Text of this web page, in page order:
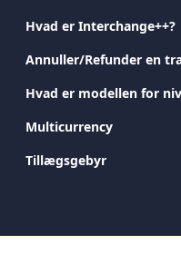
Hvad er Interchange++?
Annuller/Refunder en
Hvad er modellen for
Multicurrency
Τillægsgebyr